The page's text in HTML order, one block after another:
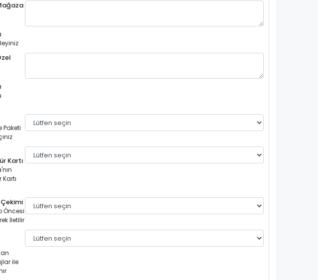
Paketi
Kartı
Öncesi
İletilir
ile